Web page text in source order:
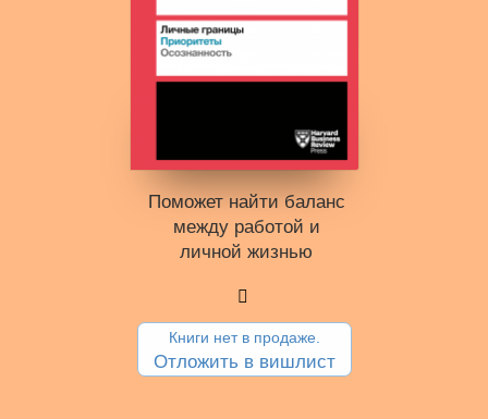
Поможет найти баланс
между работой и
личной жизнью
Книги нет в продаже.
Отложить в вишлист